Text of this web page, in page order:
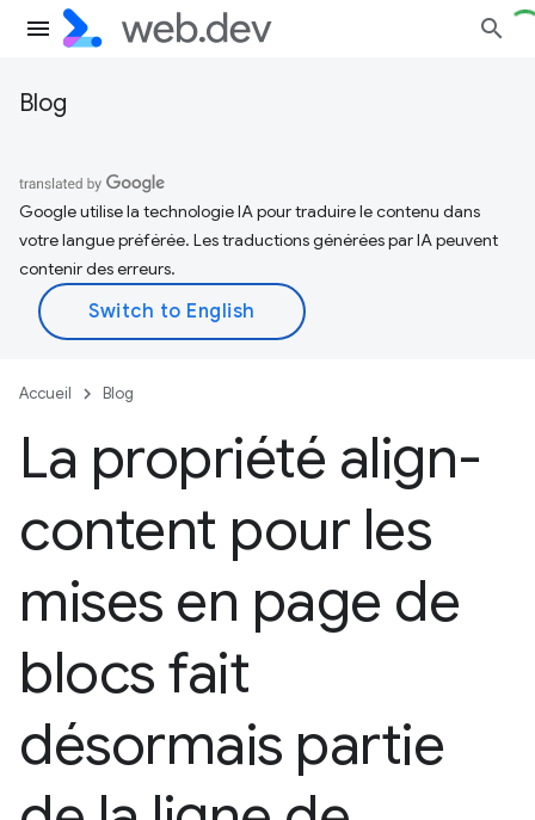
Blog
Google utilise la technologie IA pour traduire le contenu dans
votre langue préférée. Les traductions générées par IA peuvent
contenir des erreurs.
Accueil Blog
La propriété align-
content pour les
mises en page de
blocs fait
désormais partie